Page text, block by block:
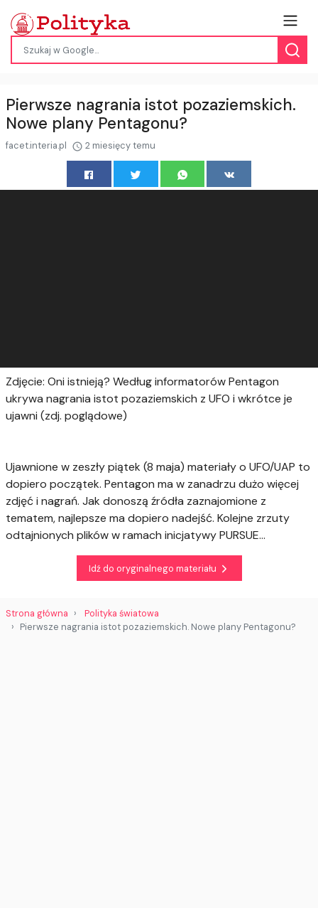
Pierwsze nagrania istot pozaziemskich.
Nowe plany Pentagonu?
facet.interia.pl 2 miesięcy temu
Zdjęcie: Oni istnieją? Według informatorów Pentagon
ukrywa nagrania istot pozaziemskich z UFO i wkrótce je
ujawni (zdj. poglądowe)
Ujawnione w zeszły piątek (8 maja) materiały o UFO/UAP to
dopiero początek. Pentagon ma w zanadrzu dużo więcej
zdjęć i nagrań. Jak donoszą źródła zaznajomione z
tematem, najlepsze ma dopiero nadejść. Kolejne zrzuty
odtajnionych plików w ramach inicjatywy PURSUE...
Idź do oryginalnego materiału
Strona główna
Polityka światowa
Pierwsze nagrania istot pozaziemskich. Nowe plany Pentagonu?